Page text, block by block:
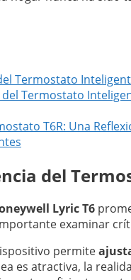
Termostato
Termostato
T6R: Una
del
Lyric T6
examinar
permite
es atractiva, la